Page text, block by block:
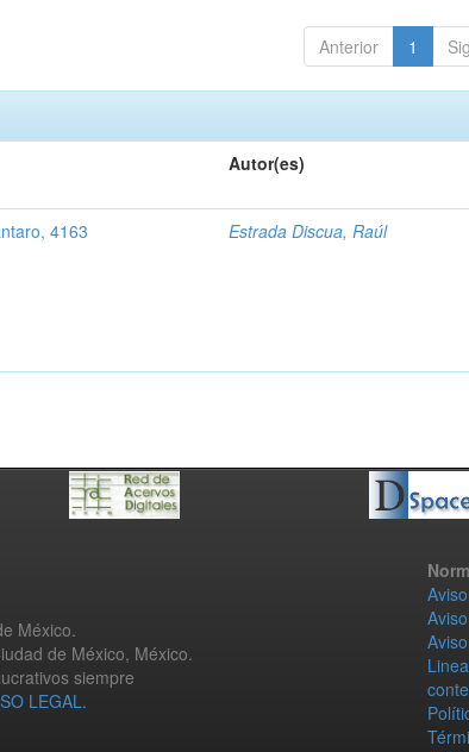
Anterior 1
Autor(es)
4163 Estrada Discua, Raúl
México.
de México, México.
siempre
LEGAL.